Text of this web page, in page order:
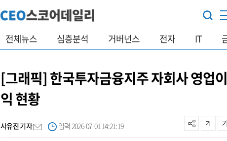
전체뉴스 심층분석 거버넌스 전자 IT
[그래픽] 한국투자금융지주 자회사 영업이
익 현황
사유진 기자 입력 2026-07-01 14:21:19